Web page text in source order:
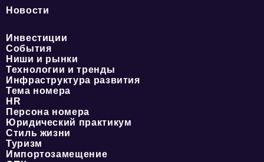
Новости
Инвестиции
События
Ниши и рынки
Технологии и тренды
Инфраструктура развития
Тема номера
HR
Персона номера
Юридический практикум
Стиль жизни
Туризм
Импортозамещение